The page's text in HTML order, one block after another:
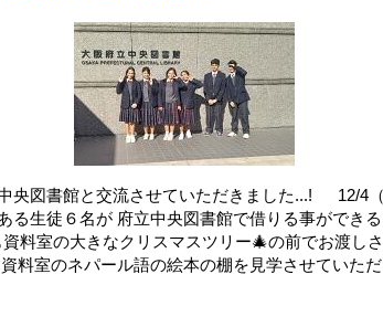
央図書館と交流させていただきました...! 12/4
る生徒６名が 府立中央図書館で借りる事ができ
料室の大きなクリスマスツリー🎄の前でお渡し
ネパール語の絵本の棚を見学させていただ